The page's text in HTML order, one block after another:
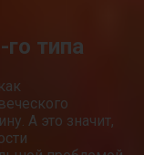
типа
А это значит,